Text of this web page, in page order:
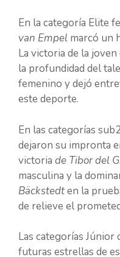
En la categoría Elite
van Empel marcó un
La victoria de la
la profundidad del
femenino y dejó
este deporte.
En las categorías
dejaron su impronta
victoria de Tibor del
masculina y la
Bäckstedten la
de relieve el
Las categorías
futuras estrellas de